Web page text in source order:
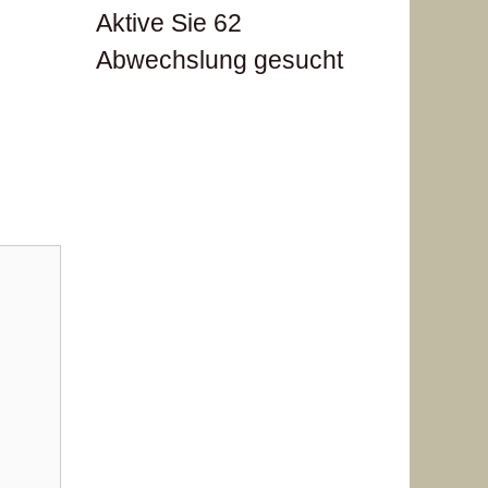
Aktive Sie 62
Abwechslung gesucht